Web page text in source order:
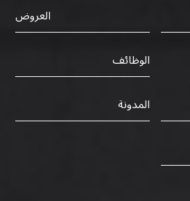
العروض
الوظائف
المدونة